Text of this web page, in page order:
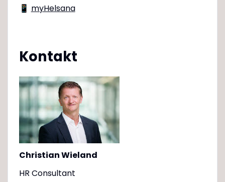
📱 myHelsana
Kontakt
Christian Wieland
HR Consultant